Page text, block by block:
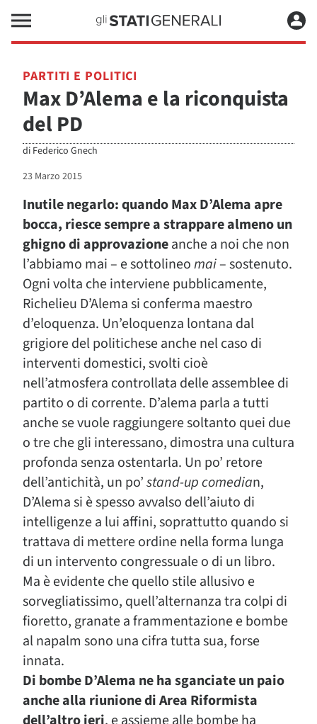
PARTITI E POLITICI
Max D’Alema e la riconquista
del PD
di Federico Gnech
23 Marzo 2015
Inutile negarlo: quando Max D’Alema apre
bocca, riesce sempre a strappare almeno un
ghigno di approvazioneanche a noi che non
l’abbiamo mai – e sottolineomai– sostenuto.
Ogni volta che interviene pubblicamente,
Richelieu D’Alema si conferma maestro
d’eloquenza. Un’eloquenza lontana dal
grigiore del politichese anche nel caso di
interventi domestici, svolti cioè
nell’atmosfera controllata delle assemblee di
partito o di corrente. D’alema parla a tutti
anche se vuole raggiungere soltanto quei due
o tre che gli interessano, dimostra una cultura
profonda senza ostentarla. Un po’ retore
dell’antichità, un po’stand-up comedian,
D’Alema si è spesso avvalso dell’aiuto di
intelligenze a lui affini, soprattutto quando si
trattava di mettere ordine nella forma lunga
di un intervento congressuale o di un libro.
Ma è evidente che quello stile allusivo e
sorvegliatissimo, quell’alternanza tra colpi di
fioretto, granate a frammentazione e bombe
al napalm sono una cifra tutta sua, forse
innata.
Di bombe D’Alema ne ha sganciate un paio
anche alla riunione di Area Riformista